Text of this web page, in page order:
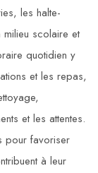
les halte-
scolaire et
quotidien y
et les repas,
et les attentes.
pour favoriser
à leur